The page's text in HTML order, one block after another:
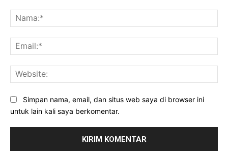
Simpan nama, email, dan situs web saya di browser ini
untuk lain kali saya berkomentar.